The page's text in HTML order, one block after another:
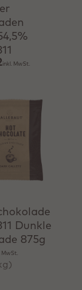
inkl. MwSt.
hinzufügen
Dunkle
875g
MwSt.